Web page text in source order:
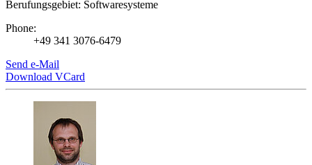
Berufungsgebiet: Softwaresysteme
Phone:
+49 341 3076-6479
Send e-Mail
Download VCard